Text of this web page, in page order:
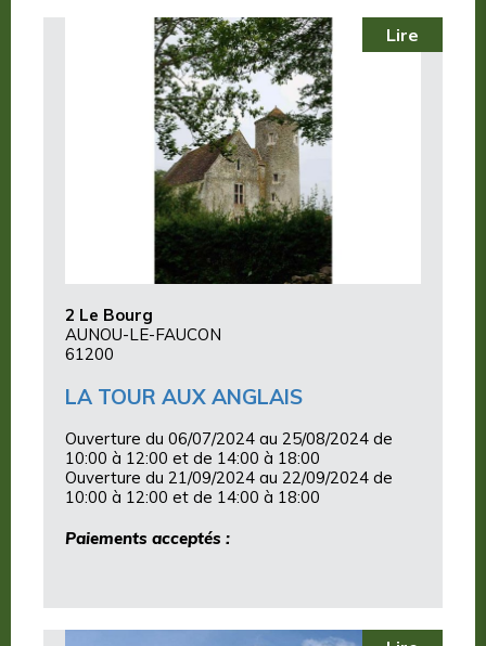
Lire
2 Le Bourg
AUNOU-LE-FAUCON
61200
LA TOUR AUX ANGLAIS
Ouverture du 06/07/2024 au 25/08/2024 de
10:00 à 12:00 et de 14:00 à 18:00
Ouverture du 21/09/2024 au 22/09/2024 de
10:00 à 12:00 et de 14:00 à 18:00
Paiements acceptés :